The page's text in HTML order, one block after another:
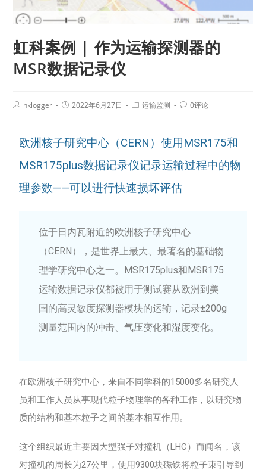
虹科案例 | 作为运输探测器的
MSR数据记录仪
hklogger 2022年6月27日 运输监测 0评论
欧洲核子研究中心（CERN）使用MSR175和
MSR175plus数据记录仪记录运输过程中的物
理参数——可以进行快速损坏评估
位于日内瓦附近的欧洲核子研究中心
（CERN），是世界上最大、最著名的基础物
理学研究中心之一。MSR175plus和MSR175
运输数据记录仪都被用于测试赛从欧洲到美
国的高灵敏度探测器模块的运输，记录±200g
测量范围内的冲击、气压变化和湿度变化。
在欧洲核子研究中心，来自不同学科的15000多名研究人
员和工作人员从事现代粒子物理学的各种工作，以研究物
质的结构和基本粒子之间的基本相互作用。
这个组织最近主要因大型强子对撞机（LHC）而闻名，该
对撞机的周长为27公里，使用9300块磁铁将粒子束引导到